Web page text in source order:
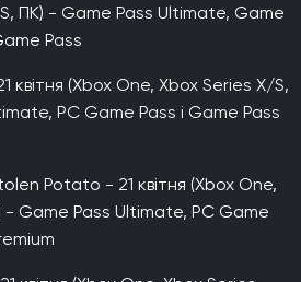
ПК) - Game Pass Ultimate, Game
Pass
(Xbox One, Xbox Series X/S,
PC Game Pass і Game Pass
Potato - 21 квітня (Xbox One,
- Game Pass Ultimate, PC Game